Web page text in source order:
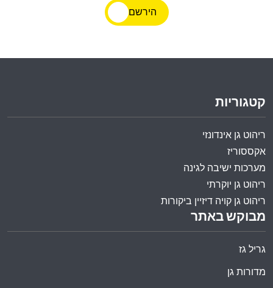
הירשם
מבוקש באתר
גריל גז
מדורות גן
קטגוריות
ריהוט גן אינדונזי
אקססוריז
מערכות ישיבה לגינה
ריהוט גן יוקרתי
ריהוט גן קויה דיזיין ביקורות